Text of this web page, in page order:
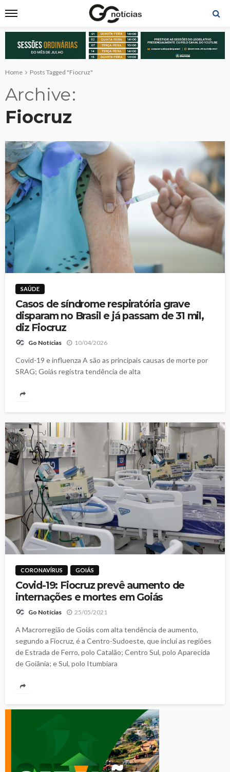
Home Posts Tagged "Fiocruz"
Archive
Fiocruz
SAÚDE
Casos de síndrome respiratória grave
disparam no Brasil e já passam de 31 mil,
diz Fiocruz
Go Notícias 10/04/2026
Covid-19 e influenza A são as principais causas de morte por
SRAG; Goiás registra tendência de alta
CORONAVÍRUS GOIÁS
Covid-19: Fiocruz prevê aumento de
internações e mortes em Goiás
Go Notícias 25/05/2021
A Macrorregião de Goiás com alta tendência de aumento,
segundo a Fiocruz, é a Centro-Sudoeste, que inclui as regiões
de Estrada de Ferro, polo Catalão; Centro Sul, polo Aparecida
de Goiânia; e Sul, polo Itumbiara